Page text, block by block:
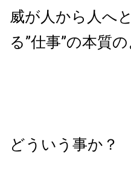
威が人から人へ
る”仕事”の本質
どういう事か？